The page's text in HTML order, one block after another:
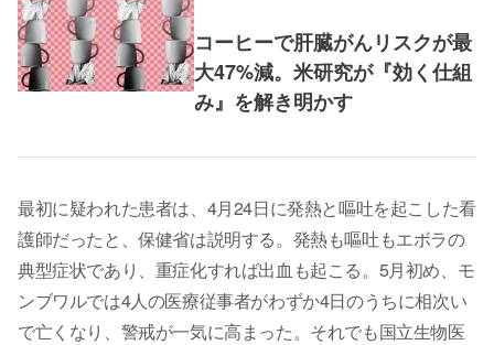
コーヒーで肝臓がんリスクが最
大47%減。米研究が『効く仕組
み』を解き明かす
最初に疑われた患者は、4月24日に発熱と嘔吐を起こした看
護師だったと、保健省は説明する。発熱も嘔吐もエボラの
典型症状であり、重症化すれば出血も起こる。5月初め、モ
ンブワルでは4人の医療従事者がわずか4日のうちに相次い
で亡くなり、警戒が一気に高まった。それでも国立生物医